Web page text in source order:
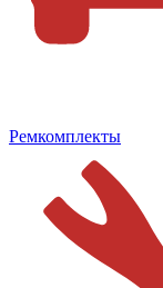
Ремкомплекты